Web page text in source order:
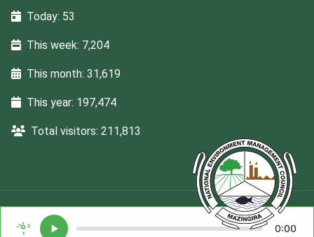
Today: 53
This week: 7,204
This month: 31,619
This year: 197,474
Total visitors: 211,813
DesignedEga . Content maintained © 2026 NEMC. All rights reserved
0:00